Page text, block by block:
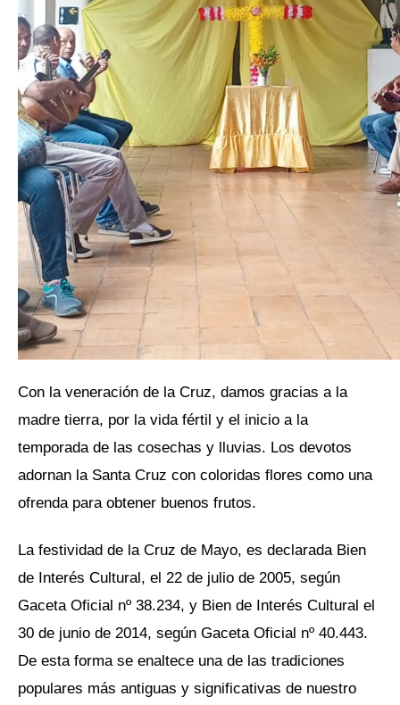
Con la veneración de la Cruz, damos gracias a la
madre tierra, por la vida fértil y el inicio a la
temporada de las cosechas y lluvias. Los devotos
adornan la Santa Cruz con coloridas flores como una
ofrenda para obtener buenos frutos.
La festividad de la Cruz de Mayo, es declarada Bien
de Interés Cultural, el 22 de julio de 2005, según
Gaceta Oficial nº 38.234, y Bien de Interés Cultural el
30 de junio de 2014, según Gaceta Oficial nº 40.443.
De esta forma se enaltece una de las tradiciones
populares más antiguas y significativas de nuestro